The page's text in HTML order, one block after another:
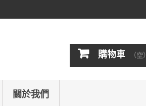
購物車 （空）
關於我們